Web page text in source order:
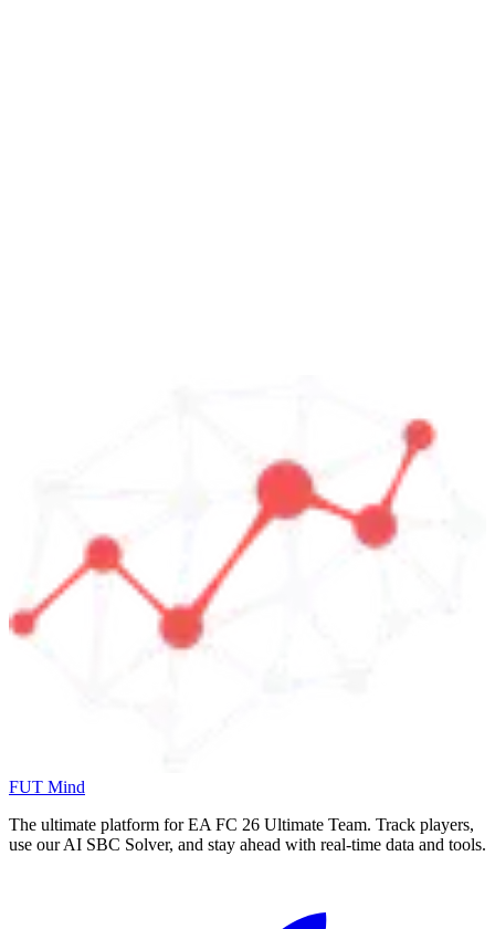
FUT Mind
The ultimate platform for EA FC 26 Ultimate Team. Track players,
use our AI SBC Solver, and stay ahead with real-time data and tools.